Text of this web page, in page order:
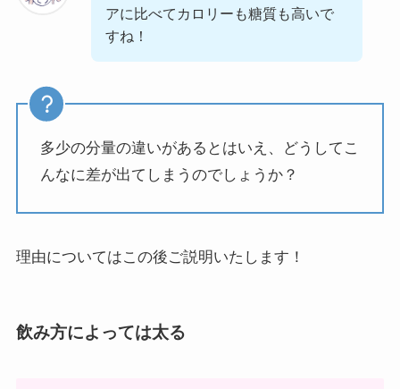
アに比べてカロリーも糖質も高いで
すね！
多少の分量の違いがあるとはいえ、どうしてこ
んなに差が出てしまうのでしょうか？
理由についてはこの後ご説明いたします！
飲み方によっては太る